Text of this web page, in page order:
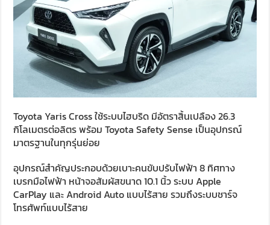
Toyota Yaris Cross ใช้ระบบไฮบริด มีอัตราสิ้นเปลือง 26.3
กิโลเมตรต่อลิตร พร้อม Toyota Safety Sense เป็นอุปกรณ์
มาตรฐานในทุกรุ่นย่อย
อุปกรณ์สำคัญประกอบด้วยเบาะคนขับปรับไฟฟ้า 8 ทิศทาง
เบรกมือไฟฟ้า หน้าจอสัมผัสขนาด 10.1 นิ้ว ระบบ Apple
CarPlay และ Android Auto แบบไร้สาย รวมถึงระบบชาร์จ
โทรศัพท์แบบไร้สาย